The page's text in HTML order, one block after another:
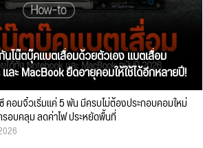
โน๊ตบุ๊คแบตเสื่อมด้วยตัวเอง แบตเสื่อม
ละ MacBook ยืดอายุคอมให้ใช้ได้อีกหลายปี!
คอมจิ๋วเริ่มแค่ 5 พัน มีครบไม่ต้องประกอบคอมใหม่
รอบคลุม ลดค่าไฟ ประหยัดพื้นที่